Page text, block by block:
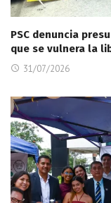
PSC denuncia
que se vulnera la
31/07/2026